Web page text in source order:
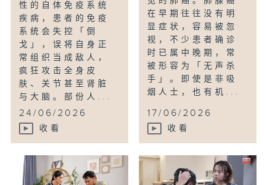
性的自体免疫系统
疾病，患者的免疫
系统会失控「倒
戈」，误将自身正
常组织当成敌人，
疯狂攻击全身皮
肤、关节甚至肾脏
与大脑。部份人...
24/06/2026
收看
在早期往往没有明
显症状，容易被忽
视，不少患者确诊
时已属中晚期，常
被形容为「无声杀
手」。即使是非吸
烟人士，也有机...
17/06/2026
收看